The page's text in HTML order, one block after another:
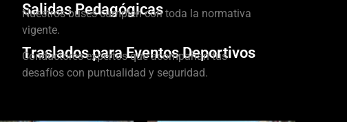
Salidas Pedagógicas
Nuestros buses cumplen con toda la normativa
vigente.
Traslados para Eventos Deportivos
Conductores expertos que acompañan tus
desafíos con puntualidad y seguridad.